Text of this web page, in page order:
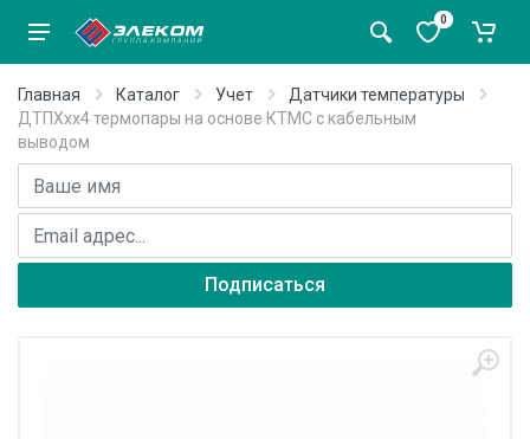
0
Главная Каталог Учет
Датчики температуры
ДТПХхх4 термопары на основе КТМС с кабельным
выводом
Имя
E-mail адрес
Подписаться